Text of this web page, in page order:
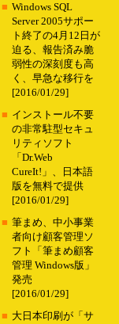
■ Windows SQL
Server 2005サポー
ト終了の4月12日が
迫る、報告済み脆
弱性の深刻度も高
く、早急な移行を
[2016/01/29]
■ インストール不要
の非常駐型セキュ
リティソフト
「Dr.Web
CureIt!」、日本語
版を無料で提供
[2016/01/29]
■ 筆まめ、中小事業
者向け顧客管理ソ
フト「筆まめ顧客
管理 Windows版」
発売
[2016/01/29]
■ 大日本印刷が「サ